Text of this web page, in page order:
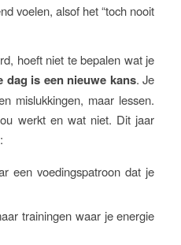
voelen, alsof het “toch nooit
hoeft niet te bepalen wat je
dag is een nieuwe kans. Je
mislukkingen, maar lessen.
werkt en wat niet. Dit jaar
een voedingspatroon dat je
trainingen waar je energie